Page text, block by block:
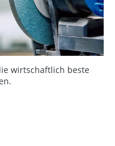
wirtschaftlich beste